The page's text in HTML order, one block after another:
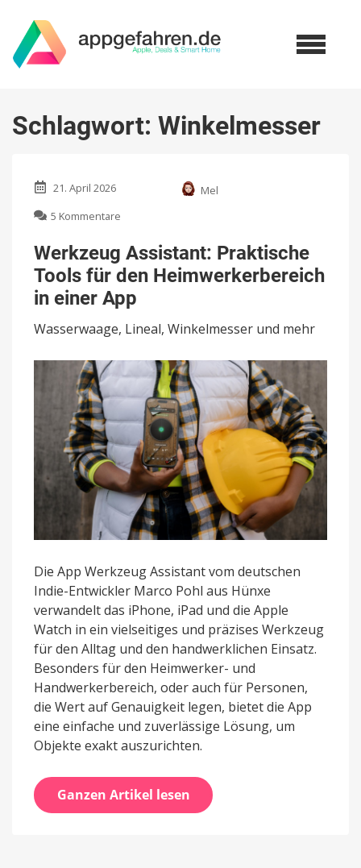
Schlagwort: Winkelmesser
21. April 2026
Mel
5 Kommentare
Assistant:
Praktische
Tools
für
den
Heimwerkerbereich
in
App
Werkzeug Assistant: Praktische
Tools für den Heimwerkerbereich
in einer App
Wasserwaage, Lineal, Winkelmesser und mehr
Die App Werkzeug Assistant vom deutschen
Indie-Entwickler Marco Pohl aus Hünxe
verwandelt das iPhone, iPad und die Apple
Watch in ein vielseitiges und präzises Werkzeug
für den Alltag und den handwerklichen Einsatz.
Besonders für den Heimwerker- und
Handwerkerbereich, oder auch für Personen,
die Wert auf Genauigkeit legen, bietet die App
eine einfache und zuverlässige Lösung, um
Objekte exakt auszurichten.
Ganzen Artikel lesen